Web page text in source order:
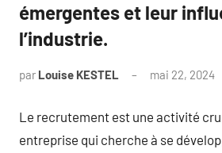
émergentes et leur
l’industrie.
par Louise KESTEL mai 22, 2024
Le recrutement est une activité
entreprise qui cherche à se